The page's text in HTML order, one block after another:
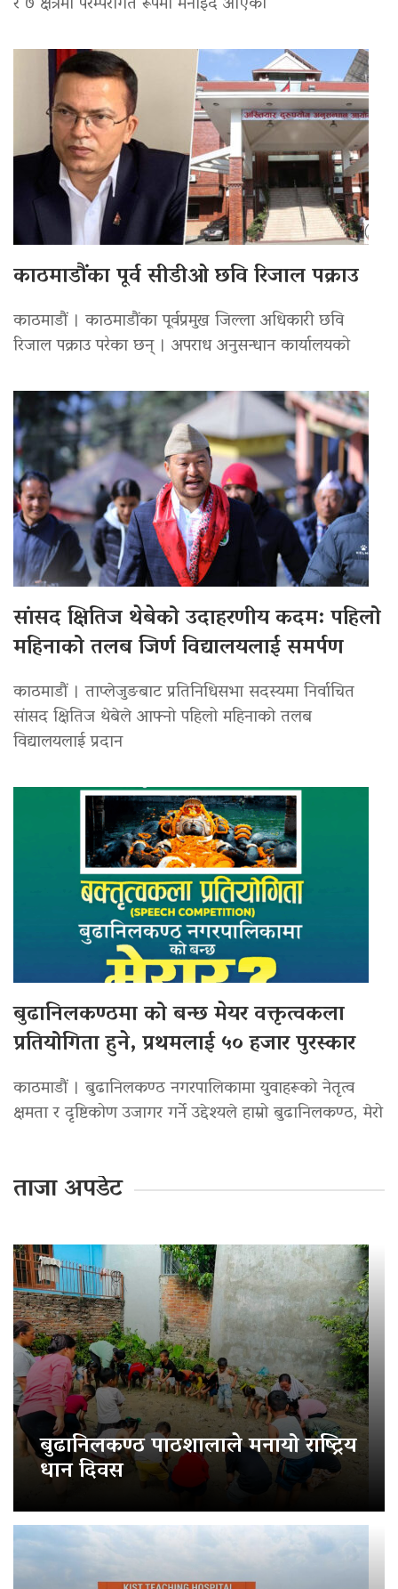
काठमाडौंका पूर्व सीडीओ छवि रिजाल पक्राउ
काठमाडौं । काठमाडौंका पूर्वप्रमुख जिल्ला अधिकारी छवि
रिजाल पक्राउ परेका छन् । अपराध अनुसन्धान कार्यालयको
सांसद क्षितिज थेबेको उदाहरणीय कदम: पहिलो
महिनाको तलब जिर्ण विद्यालयलाई समर्पण
काठमाडौं । ताप्लेजुङबाट प्रतिनिधिसभा सदस्यमा निर्वाचित
सांसद क्षितिज थेबेले आफ्नो पहिलो महिनाको तलब
विद्यालयलाई प्रदान
बुढानिलकण्ठमा को बन्छ मेयर वक्तृत्वकला
प्रतियोगिता हुने, प्रथमलाई ५० हजार पुरस्कार
काठमाडौं । बुढानिलकण्ठ नगरपालिकामा युवाहरूको नेतृत्व
क्षमता र दृष्टिकोण उजागर गर्ने उद्देश्यले हाम्रो बुढानिलकण्ठ, मेरो
ताजा अपडेट
बुढानिलकण्ठ पाठशालाले मनायो राष्ट्रिय
धान दिवस